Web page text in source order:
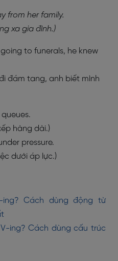
from her family.
xa gia đình.)
to funerals, he knew
đám tang, anh biết mình
queues.
hàng dài.)
pressure.
dưới áp lực.)
Cách dùng động từ
ing? Cách dùng cấu trúc